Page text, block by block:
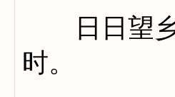
日日望乡
时。